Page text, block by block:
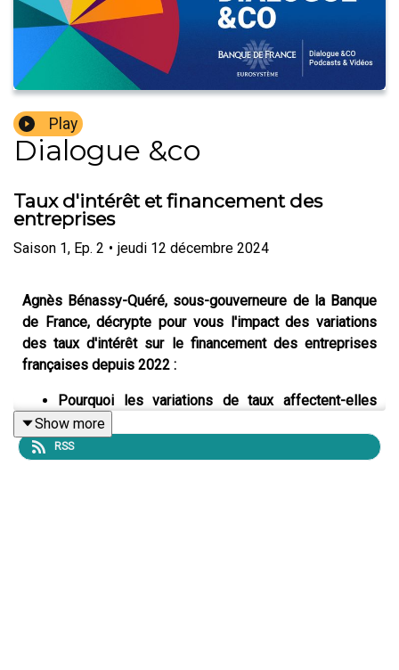
Play
Dialogue &co
Taux d'intérêt et financement des
entreprises
Saison 1, Ep. 2 • jeudi 12 décembre 2024
Agnès Bénassy-Quéré, sous-gouverneure de la Banque
de France, décrypte pour vous l'impact des variations
des taux d'intérêt sur le financement des entreprises
françaises depuis 2022 :
Pourquoi les variations de taux affectent-elles
différemment les grandes entreprises et les
PME ?
L’impact des taux sur les entreprises françaises
Show more
RSS